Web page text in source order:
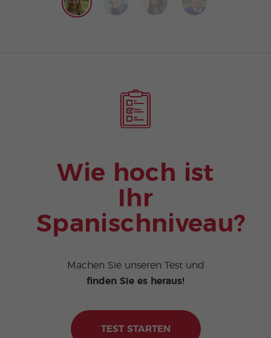
Wie hoch ist
Ihr
Spanischniveau?
Machen Sie unseren Test und
finden Sie es heraus!
TEST STARTEN